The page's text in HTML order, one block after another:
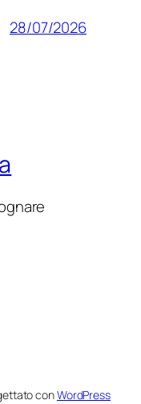
28/07/2026
conWordPress